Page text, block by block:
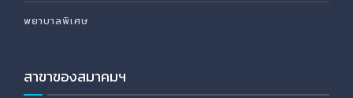
พยาบาลพิเศษ
สาขาของสมาคมฯ